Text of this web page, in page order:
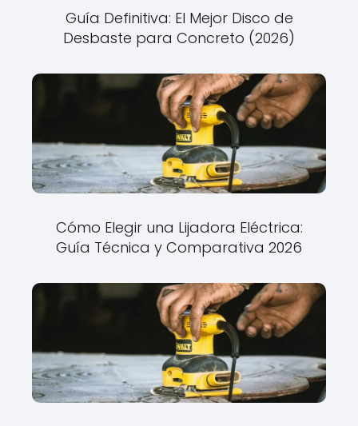
Guía Definitiva: El Mejor Disco de
Desbaste para Concreto (2026)
Cómo Elegir una Lijadora Eléctrica:
Guía Técnica y Comparativa 2026